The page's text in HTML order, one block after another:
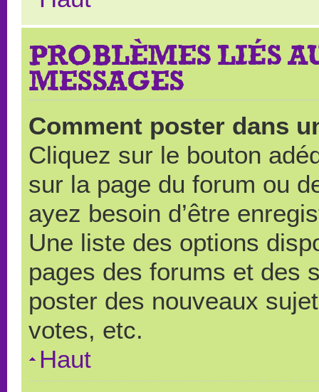
PROBLÈMES LIÉS
MESSAGES
Comment poster dans
Cliquez sur le bouton
sur la page du forum ou
ayez besoin d’être
Une liste des options
pages des forums et des
poster des nouveaux
votes, etc.
Haut